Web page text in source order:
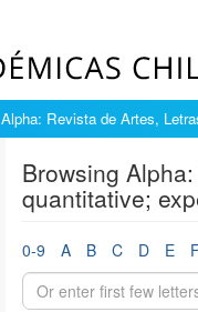
Alpha: Revista de Artes,
Browsing
quantitative;
0-9 A B C D E